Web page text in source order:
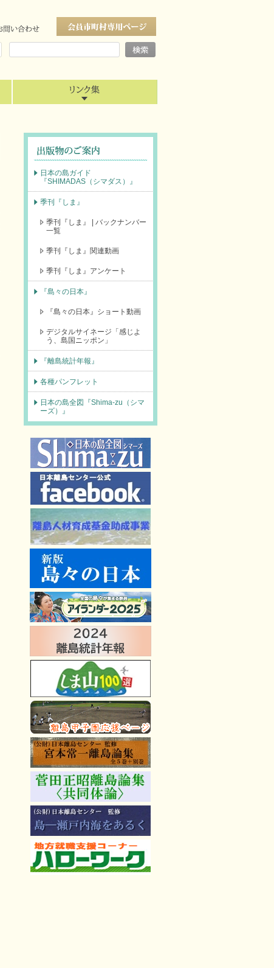
日本の島ガイド
『SHIMADAS（シマダス）』
季刊『しま』
季刊『しま』 | バックナンバー
一覧
季刊『しま』関連動画
季刊『しま』アンケート
『島々の日本』
『島々の日本』ショート動画
デジタルサイネージ「感じよ
う、島国ニッポン」
『離島統計年報』
各種パンフレット
日本の島全図『Shima-zu（シマ
ーズ）』